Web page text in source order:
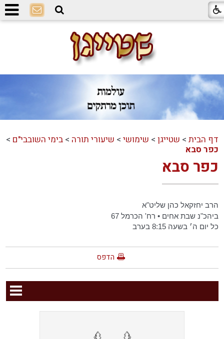
דף הבית > שטייגן > שימושי > שיעורי תורה >בימי השובבי"ם >
כפר סבא
כפר סבא
הרב יחזקאל כהן שליט"א
ביהכ"נ שבת אחים • רח' הכרמל 67
כל יום ה׳ בשעה 8:15 בערב
הדפס